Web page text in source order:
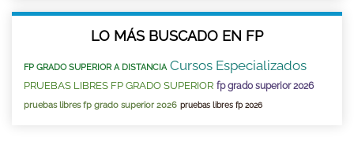
LO MÁS BUSCADO EN FP
FP GRADO SUPERIOR A DISTANCIA Cursos Especializados
PRUEBAS LIBRES FP GRADO SUPERIOR fp grado superior 2026
pruebas libres fp grado superior 2026 pruebas libres fp 2026